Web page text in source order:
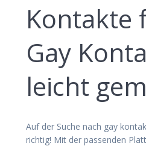
Kontakte
Gay
leicht
Auf der Suche nach gay
richtig! Mit der passenden